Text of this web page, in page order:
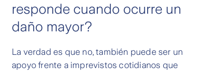
responde cuando ocurre un
daño mayor?
La verdad es que no, también puede ser un
apoyo frente a imprevistos cotidianos que